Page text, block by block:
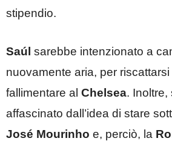
stipendio.
Saúl sarebbe intenzionato a
nuovamente aria, per
fallimentare al Chelsea. Inoltre,
affascinato dall’idea di stare
José Mourinho e, perciò, la